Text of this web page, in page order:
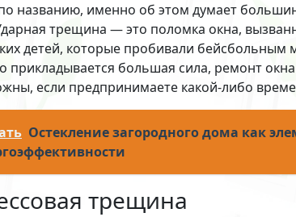
названию, именно об этом думает
трещина — это поломка окна,
детей, которые пробивали
прикладывается большая сила, ремонт
если предпринимаете какой-либо
Остекление загородного дома как
трещина